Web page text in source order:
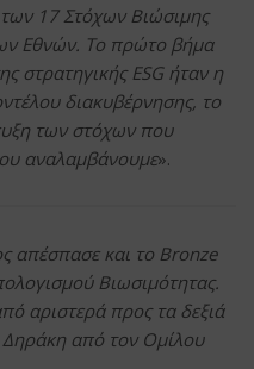
17 Στόχων Βιώσιμης
Εθνών. Το πρώτο βήμα
στρατηγικής ESG ήταν η
διακυβέρνησης, το
των στόχων που
αναλαμβάνουμε».
απέσπασε και το Bronze
Βιωσιμότητας.
αριστερά προς τα δεξιά
Δηράκη από τον Ομίλου